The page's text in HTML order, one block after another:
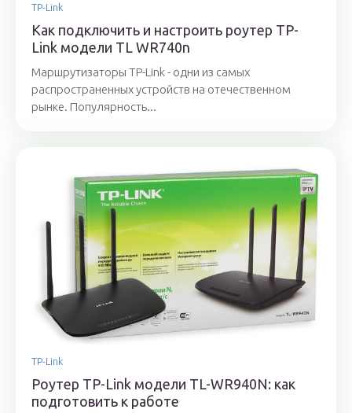
TP-Link
Как подключить и настроить роутер TP-
Link модели TL WR740n
Маршрутизаторы TP-Link - одни из самых
распространенных устройств на отечественном
рынке. Популярность...
TP-Link
Роутер TP-Link модели TL-WR940N: как
подготовить к работе